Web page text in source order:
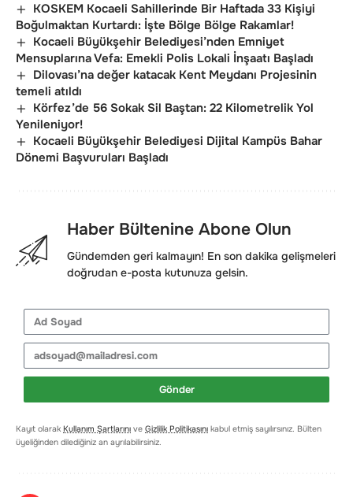
KOSKEM Kocaeli Sahillerinde Bir Haftada 33 Kişiyi
Boğulmaktan Kurtardı: İşte Bölge Bölge Rakamlar!
Kocaeli Büyükşehir Belediyesi’nden Emniyet
Mensuplarına Vefa: Emekli Polis Lokali İnşaatı Başladı
Dilovası’na değer katacak Kent Meydanı Projesinin
temeli atıldı
Körfez’de 56 Sokak Sil Baştan: 22 Kilometrelik Yol
Yenileniyor!
Kocaeli Büyükşehir Belediyesi Dijital Kampüs Bahar
Dönemi Başvuruları Başladı
Haber Bültenine Abone Olun
Gündemden geri kalmayın! En son dakika gelişmeleri
doğrudan e-posta kutunuza gelsin.
Gönder
Kayıt olarak Kullanım Şartlarını ve Gizlilik Politikasını kabul etmiş sayılırsınız. Bülten
üyeliğinden dilediğiniz an ayrılabilirsiniz.